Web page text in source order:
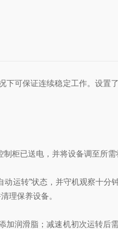
可保证连续稳定工作。设置
柜已送电，并将设备调至所需
运转”状态，并守机观察十分
理保养设备。
润滑脂；减速机初次运转后